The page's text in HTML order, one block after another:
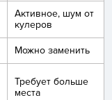
Активное, шум от
кулеров
Можно заменить
Требует больше
места